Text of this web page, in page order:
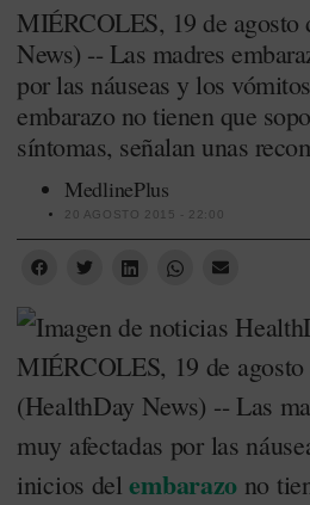
MIÉRCOLES, 19 de agosto
News) -- Las madres
por las náuseas y los
embarazo no tienen que
síntomas, señalan unas
MedlinePlus
20 AGOSTO 2015 - 22:00
MIÉRCOLES, 19 de agosto
(HealthDay News) -- Las
muy afectadas por las
inicios delembarazo no